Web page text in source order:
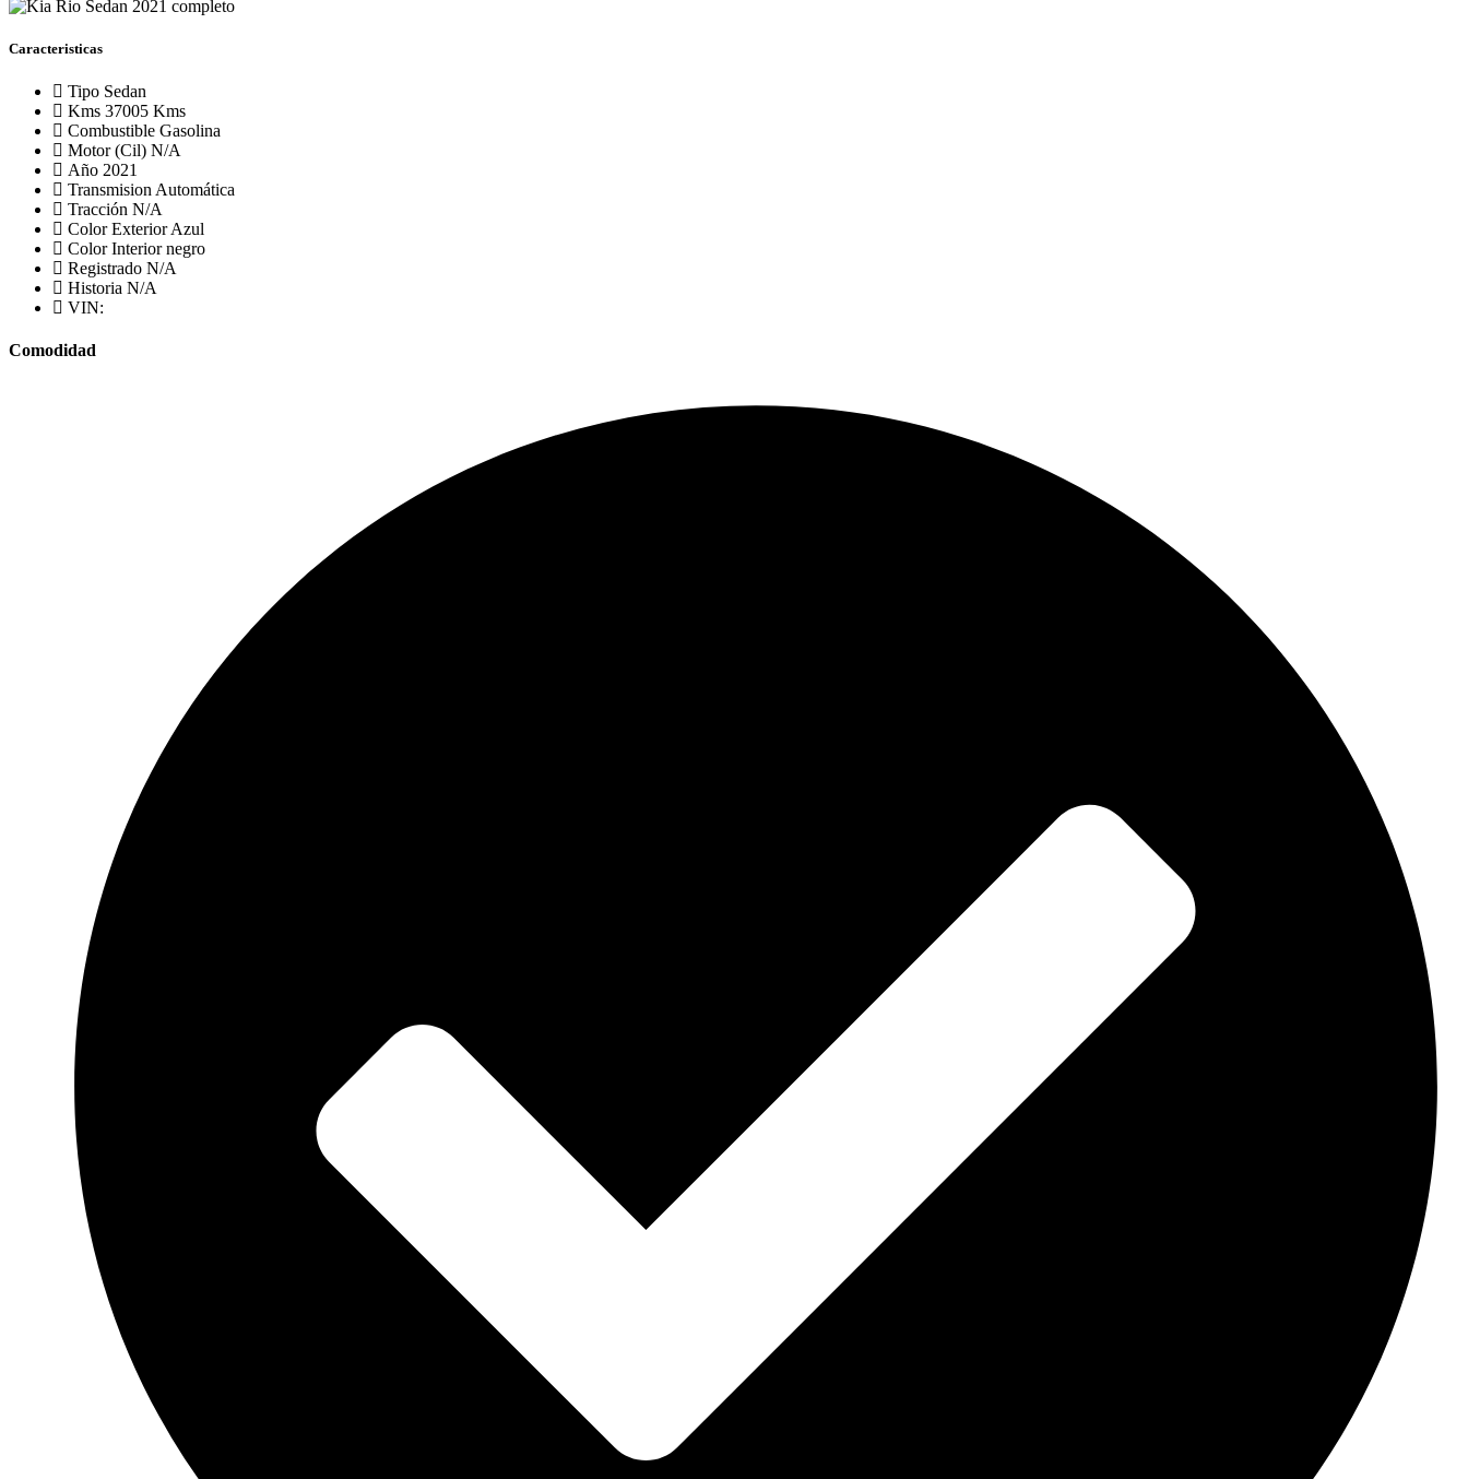
Caracteristicas
Tipo Sedan
Kms 37005 Kms
Combustible Gasolina
Motor (Cil) N/A
Año 2021
Transmision Automática
Tracción N/A
Color ExteriorAzul
Color Interiornegro
Registrado N/A
Historia N/A
VIN:
Comodidad